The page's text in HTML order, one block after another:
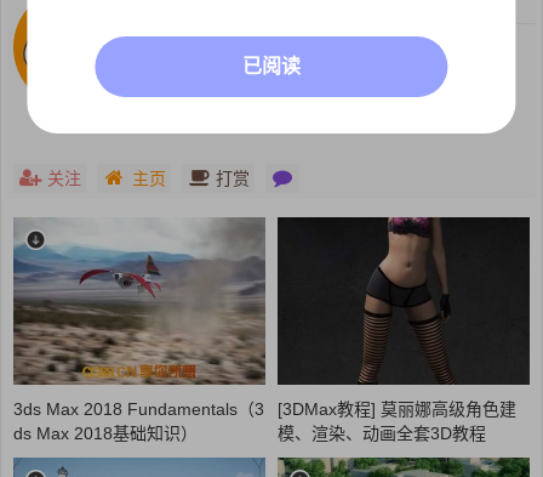
关注 主页 打赏
3ds Max 2018 Fundamentals（3
ds Max 2018基础知识）
[3DMax教程] 莫丽娜高级角色建
模、渲染、动画全套3D教程
已阅读